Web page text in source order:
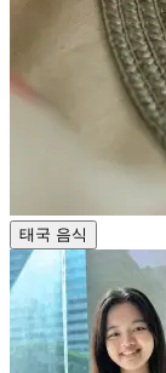
태국 음식